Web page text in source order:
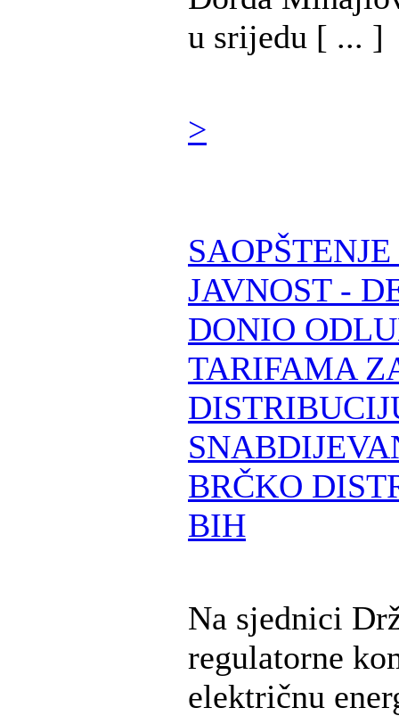
u srijedu [ ... ]
>
JAVNOST -
DONIO
TARIFAMA
BRČKO
BIH
Na sjednici
regulatorne
električnu